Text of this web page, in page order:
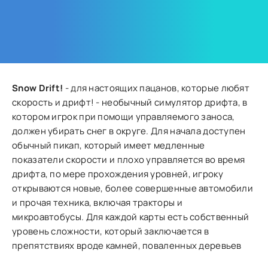
Snow Drift! - для настоящих пацанов, которые любят
скорость и дрифт! - необычный симулятор дрифта, в
котором игрок при помощи управляемого заноса,
должен убирать снег в округе. Для начала доступен
обычный пикап, который имеет медленные
показатели скорости и плохо управляется во время
дрифта, по мере прохождения уровней, игроку
открываются новые, более совершенные автомобили
и прочая техника, включая тракторы и
микроавтобусы. Для каждой карты есть собственный
уровень сложности, который заключается в
препятствиях вроде камней, поваленных деревьев